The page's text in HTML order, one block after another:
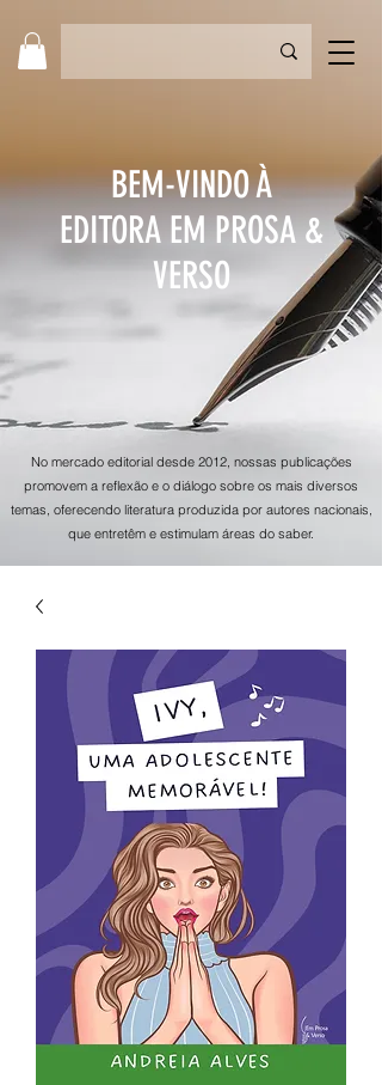
BEM-VINDO À
EDITORA EM PROSA &
VERSO
No mercado editorial desde 2012, nossas publicações
promovem a reflexão e o diálogo sobre os mais diversos
temas, oferecendo literatura produzida por autores nacionais,
que entretêm e estimulam áreas do saber.